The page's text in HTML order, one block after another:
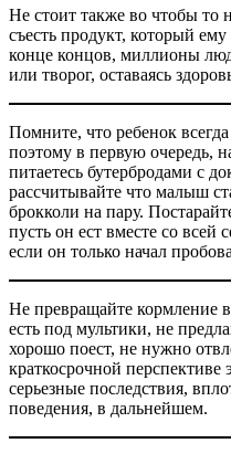
Не стоит также во чтобы то
съесть продукт, который
конце концов, миллионы
или творог, оставаясь
Помните, что ребенок
поэтому в первую очередь,
питаетесь бутербродами с
рассчитывайте что малыш
брокколи на пару.
пусть он ест вместе со
если он только начал
Не превращайте кормление
есть под мультики, не
хорошо поест, не нужно
краткосрочной перспективе
серьезные последствия,
поведения, в дальнейшем.